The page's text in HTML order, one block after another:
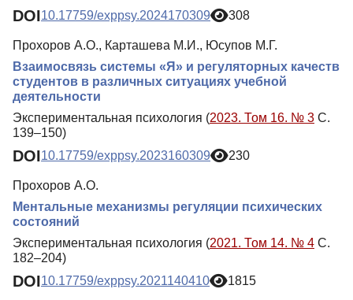
DOI10.17759/exppsy.2024170309 308
Прохоров А.О., Карташева М.И., Юсупов М.Г.
Взаимосвязь системы «Я» и регуляторных качеств
студентов в различных ситуациях учебной
деятельности
Экспериментальная психология (2023. Том 16. № 3 С.
139–150)
DOI10.17759/exppsy.2023160309 230
Прохоров А.О.
Ментальные механизмы регуляции психических
состояний
Экспериментальная психология (2021. Том 14. № 4 С.
182–204)
DOI10.17759/exppsy.2021140410 1815